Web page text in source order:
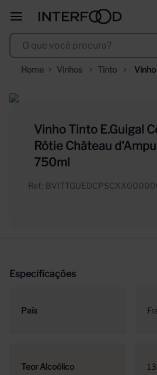
O que você procura?
Vinhos Tinto
Vinho Tinto E.Guigal
Rôtie Château
750ml
Ref. :
Especificações
País
Teor Alcoólico
º duff
corpus astral
10ºselección